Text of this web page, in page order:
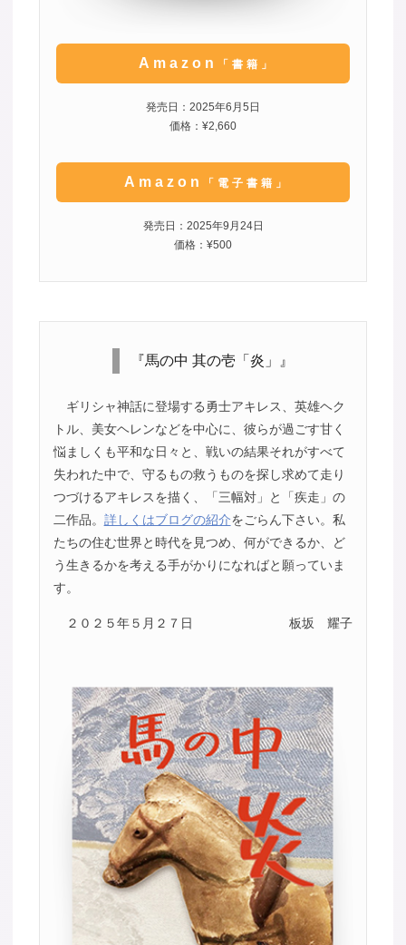
Amazon 「書籍」
発売日：2025年6月5日
価格：¥2,660
Amazon 「電子書籍」
発売日：2025年9月24日
価格：¥500
『馬の中 其の壱「炎」』
ギリシャ神話に登場する勇士アキレス、英雄ヘク
トル、美女ヘレンなどを中心に、彼らが過ごす甘く
悩ましくも平和な日々と、戦いの結果それがすべて
失われた中で、守るもの救うものを探し求めて走り
つづけるアキレスを描く、「三幅対」と「疾走」の
二作品。 詳しくはブログの紹介をごらん下さい。私
たちの住む世界と時代を見つめ、何ができるか、ど
う生きるかを考える手がかりになればと願っていま
す。
２０２５年５月２７日 板坂 耀子